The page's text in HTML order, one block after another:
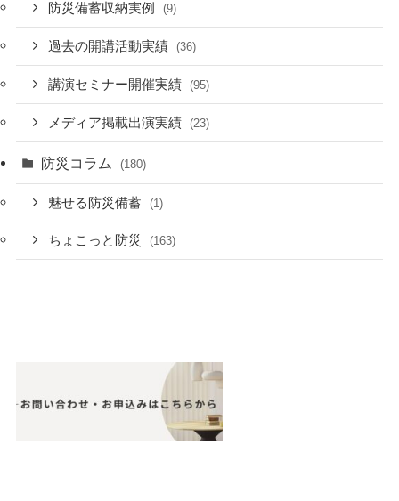
防災備蓄収納実例 (9)
過去の開講活動実績 (36)
講演セミナー開催実績 (95)
メディア掲載出演実績 (23)
防災コラム (180)
魅せる防災備蓄 (1)
ちょこっと防災 (163)